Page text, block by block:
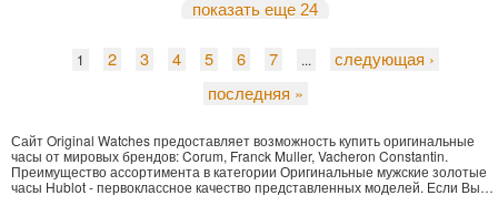
показать еще 24
1 2 3 4 5 6 7 ...
следующая ›
последняя »
Сайт Original Watches предоставляет возможность купить оригинальные
часы от мировых брендов: Corum, Franck Muller, Vacheron Constantin.
Преимущество ассортимента в категории Оригинальные мужские золотые
часы Hublot - первоклассное качество представленных моделей. Если Вы